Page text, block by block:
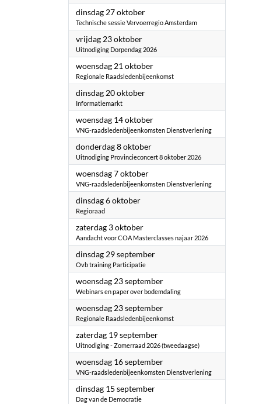
dinsdag 27 oktober2026
Technische sessie Vervoerregio Amsterdam
vrijdag 23 oktober2026
Uitnodiging Dorpendag 2026
woensdag 21 oktober2026
Regionale Raadsledenbijeenkomst
dinsdag 20 oktober2026
Informatiemarkt
woensdag 14 oktober2026
VNG-raadsledenbijeenkomsten Dienstverlening
donderdag 8 oktober2026
Uitnodiging Provincieconcert 8 oktober 2026
woensdag 7 oktober2026
VNG-raadsledenbijeenkomsten Dienstverlening
dinsdag 6 oktober2026
Regioraad
zaterdag 3 oktober2026
Aandacht voor COA Masterclasses najaar 2026
dinsdag 29 september2026
Ovb training Participatie
woensdag 23 september2026
Webinars en paper over bodemdaling
woensdag 23 september2026
Regionale Raadsledenbijeenkomst
zaterdag 19 september2026
Uitnodiging - Zomerraad 2026 (tweedaagse)
woensdag 16 september2026
VNG-raadsledenbijeenkomsten Dienstverlening
dinsdag 15 september2026
Dag van de Democratie